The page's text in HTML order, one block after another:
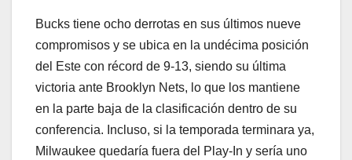
Bucks tiene ocho derrotas en sus últimos nueve
compromisos y se ubica en la undécima posición
del Este con récord de 9-13, siendo su última
victoria ante Brooklyn Nets, lo que los mantiene
en la parte baja de la clasificación dentro de su
conferencia. Incluso, si la temporada terminara ya,
Milwaukee quedaría fuera del Play-In y sería uno